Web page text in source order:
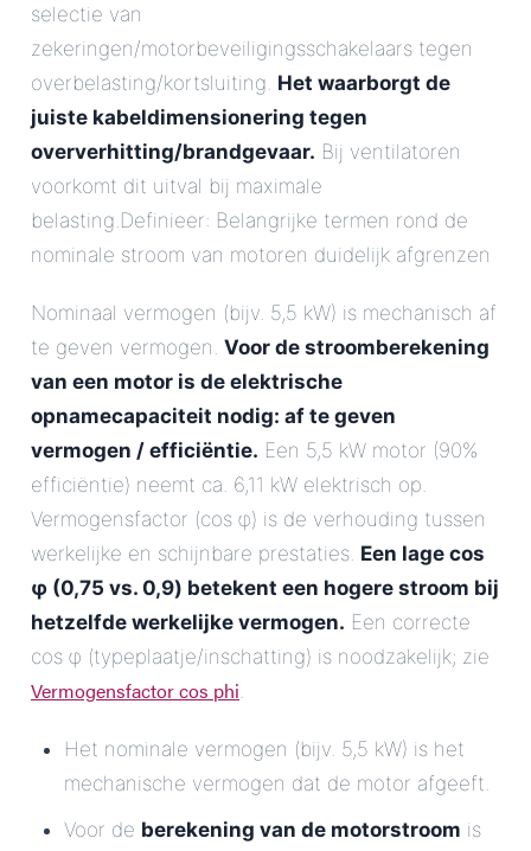
selectie van
zekeringen/motorbeveiligingsschakelaars tegen
overbelasting/kortsluiting. Het waarborgt de
juiste kabeldimensionering tegen
oververhitting/brandgevaar. Bij ventilatoren
voorkomt dit uitval bij maximale
belasting.Definieer: Belangrijke termen rond de
nominale stroom van motoren duidelijk afgrenzen
Nominaal vermogen (bijv. 5,5 kW) is mechanisch af
te geven vermogen. Voor de stroomberekening
van een motor is de elektrische
opnamecapaciteit nodig: af te geven
vermogen / efficiëntie. Een 5,5 kW motor (90%
efficiëntie) neemt ca. 6,11 kW elektrisch op.
Vermogensfactor (cos φ) is de verhouding tussen
werkelijke en schijnbare prestaties. Een lage cos
φ (0,75 vs. 0,9) betekent een hogere stroom bij
hetzelfde werkelijke vermogen. Een correcte
cos φ (typeplaatje/inschatting) is noodzakelijk; zie
Vermogensfactor cos phi.
Het nominale vermogen (bijv. 5,5 kW) is het
mechanische vermogen dat de motor afgeeft.
Voor de berekening van de motorstroom is